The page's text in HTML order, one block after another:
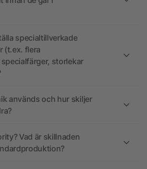
specialtillverkade
(t.ex. flera
storlekar
används och hur skiljer
Vad är skillnaden